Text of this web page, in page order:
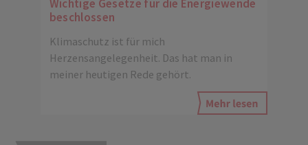
Wichtige Gesetze für die Energiewende
beschlossen
Klimaschutz ist für mich
Herzensangelegenheit. Das hat man in
meiner heutigen Rede gehört.